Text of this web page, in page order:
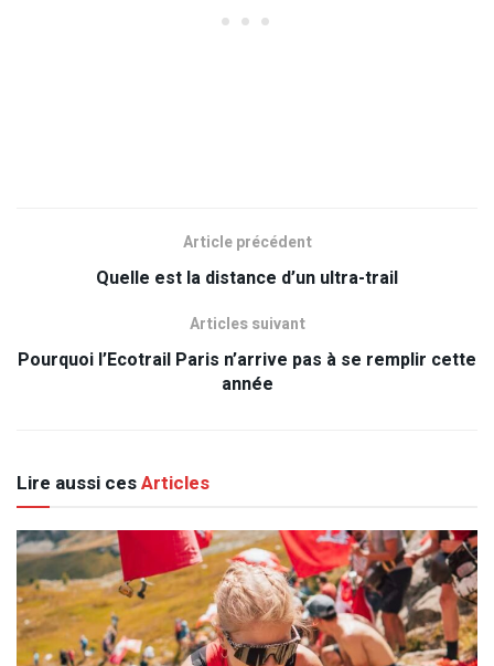
Article précédent
Quelle est la distance d’un ultra-trail
Articles suivant
Pourquoi l’Ecotrail Paris n’arrive pas à se remplir cette
année
Lire aussi cesArticles